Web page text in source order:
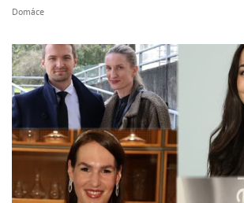
Domáce